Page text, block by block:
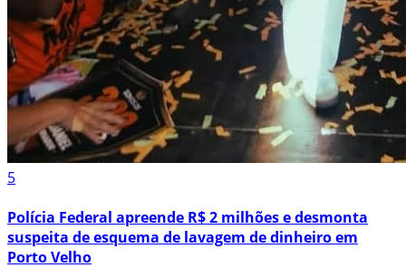
5
Polícia Federal apreende R$ 2 milhões e desmonta
suspeita de esquema de lavagem de dinheiro em
Porto Velho